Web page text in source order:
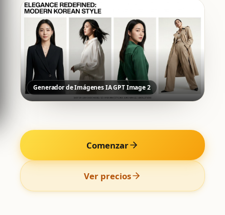
Generador de Imágenes IA GPT Image 2
Comenzar
Ver precios